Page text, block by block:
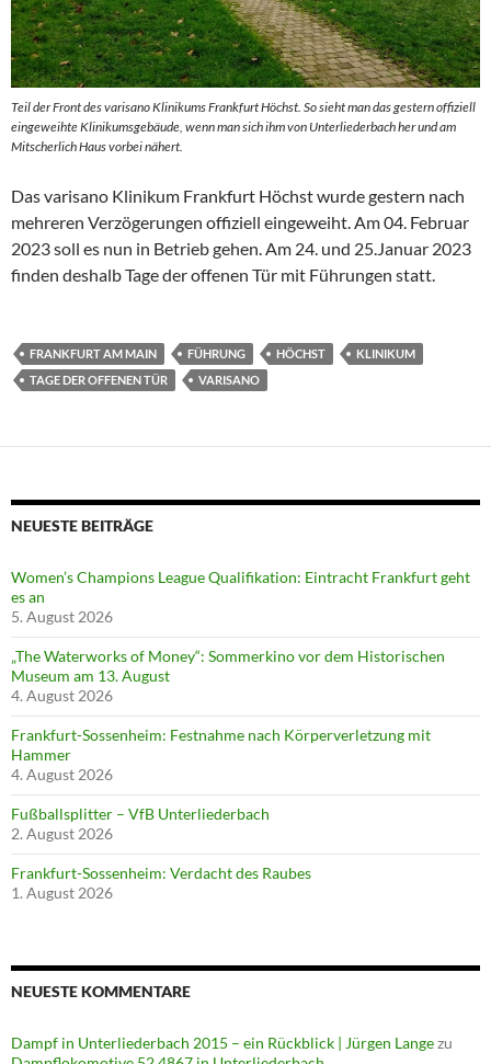
Teil der Front des varisano Klinikums Frankfurt Höchst. So sieht man das gestern offiziell
eingeweihte Klinikumsgebäude, wenn man sich ihm von Unterliederbach her und am
Mitscherlich Haus vorbei nähert.
Das varisano Klinikum Frankfurt Höchst wurde gestern nach
mehreren Verzögerungen offiziell eingeweiht. Am 04. Februar
2023 soll es nun in Betrieb gehen. Am 24. und 25.Januar 2023
finden deshalb Tage der offenen Tür mit Führungen statt.
FRANKFURT AM MAIN FÜHRUNG HÖCHST
KLINIKUM
TAGE DER OFFENEN TÜR
VARISANO
NEUESTE BEITRÄGE
Women’s Champions League Qualifikation: Eintracht Frankfurt geht
es an
5. August 2026
„The Waterworks of Money“: Sommerkino vor dem Historischen
Museum am 13. August
4. August 2026
Frankfurt-Sossenheim: Festnahme nach Körperverletzung mit
Hammer
4. August 2026
Fußballsplitter – VfB Unterliederbach
2. August 2026
Frankfurt-Sossenheim: Verdacht des Raubes
1. August 2026
NEUESTE KOMMENTARE
Dampf in Unterliederbach 2015 – ein Rückblick | Jürgen Langezu